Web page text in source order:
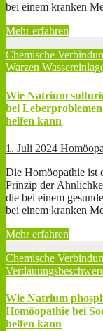
bei einem kranken
Mehr erfahren
Chemische
Warzen
Wie Natrium
bei
helfen kann
1. Juli 2024
Die Homöopathie ist
Prinzip der
die bei einem
bei einem kranken
Mehr erfahren
Chemische
Wie Natrium
Homöopathie bei
helfen kann